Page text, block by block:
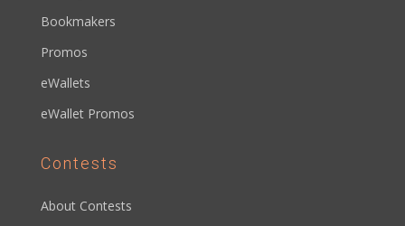
Bookmakers
Promos
eWallets
eWallet Promos
Contests
About Contests